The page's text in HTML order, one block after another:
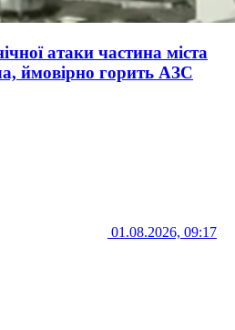
атаки частина міста
ймовірно горить АЗС
01.08.2026, 09:17